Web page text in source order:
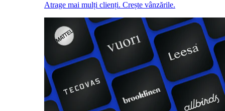
Atrage mai mulți clienți. Crește vânzările.